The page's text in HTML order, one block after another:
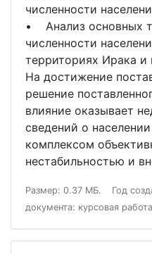
численности
• Анализ основных
численности
территориях Ирака и
На достижение
решение
влияние оказывает
сведений о
комплексом
нестабильностью и
Размер: 0.37 МБ. Год
документа: курсовая работа